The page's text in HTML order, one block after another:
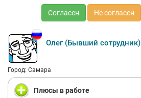
Согласен Не согласен
Олег (Бывший сотрудник)
Город: Самара
Плюсы в работе